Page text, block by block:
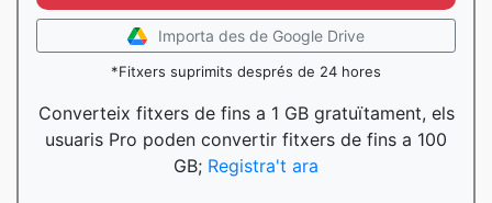
Importa des de Google Drive
*Fitxers suprimits després de 24 hores
Converteix fitxers de fins a 1 GB gratuïtament, els
usuaris Pro poden convertir fitxers de fins a 100
GB; Registra't ara